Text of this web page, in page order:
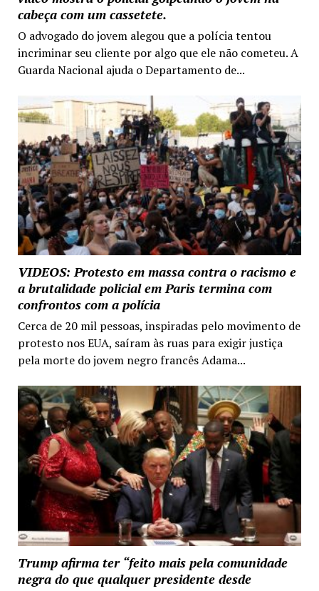
cabeça com um cassetete.
O advogado do jovem alegou que a polícia tentou
incriminar seu cliente por algo que ele não cometeu. A
Guarda Nacional ajuda o Departamento de...
VIDEOS: Protesto em massa contra o racismo e
a brutalidade policial em Paris termina com
confrontos com a polícia
Cerca de 20 mil pessoas, inspiradas pelo movimento de
protesto nos EUA, saíram às ruas para exigir justiça
pela morte do jovem negro francês Adama...
Trump afirma ter “feito mais pela comunidade
negra do que qualquer presidente desde